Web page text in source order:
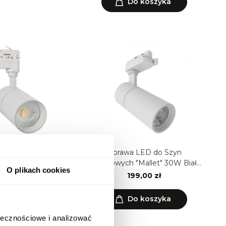
O plikach cookies
i analizować
179,00 zł
Oprawa LED do Szyn
Trójfazowych "Mallet" 30W Biała
ściemnialna
199,00 zł
Do koszyka